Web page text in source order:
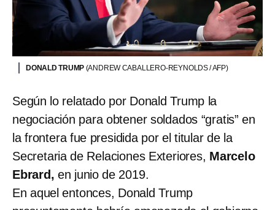
DONALD TRUMP (ANDREW CABALLERO-REYNOLDS / AFP)
Según lo relatado por Donald Trump la
negociación para obtener soldados “gratis” en
la frontera fue presidida por el titular de la
Secretaria de Relaciones Exteriores, Marcelo
Ebrard, en junio de 2019.
En aquel entonces, Donald Trump